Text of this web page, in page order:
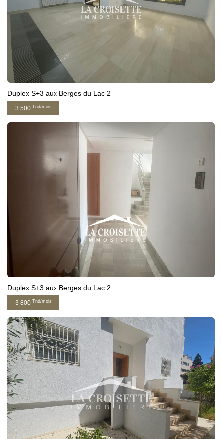
Duplex S+3 aux Berges du Lac 2
3 500 Tnd/mois
Duplex S+3 aux Berges du Lac 2
3 800 Tnd/mois